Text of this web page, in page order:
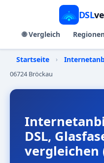
DSL
🌐 Vergleich
Startseite ›
06724 Bröckau
DSL,
vergleichen